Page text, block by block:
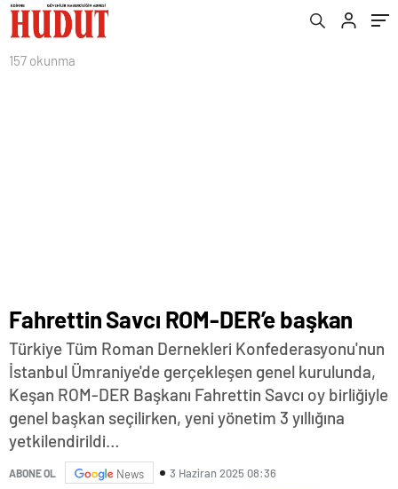
157 okunma
Fahrettin Savcı ROM-DER’e başkan
Türkiye Tüm Roman Dernekleri Konfederasyonu'nun
İstanbul Ümraniye'de gerçekleşen genel kurulunda,
Keşan ROM-DER Başkanı Fahrettin Savcı oy birliğiyle
genel başkan seçilirken, yeni yönetim 3 yıllığına
yetkilendirildi…
ABONE OL News 3 Haziran 2025 08:36